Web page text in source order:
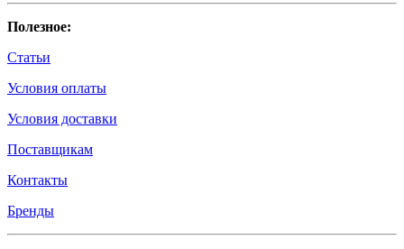
Полезное:
Статьи
Условия оплаты
Условия доставки
Поставщикам
Контакты
Бренды